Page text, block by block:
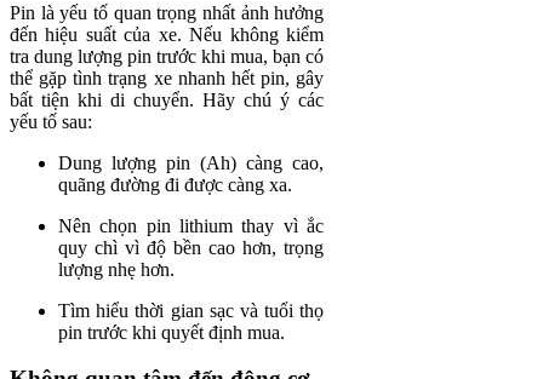
Pin là yếu tố quan trọng nhất ảnh hưởng
đến hiệu suất của xe. Nếu không kiểm
tra dung lượng pin trước khi mua, bạn có
thể gặp tình trạng xe nhanh hết pin, gây
bất tiện khi di chuyển. Hãy chú ý các
yếu tố sau:
Dung lượng pin (Ah) càng cao,
quãng đường đi được càng xa.
Nên chọn pin lithium thay vì ắc
quy chì vì độ bền cao hơn, trọng
lượng nhẹ hơn.
Tìm hiểu thời gian sạc và tuổi thọ
pin trước khi quyết định mua.